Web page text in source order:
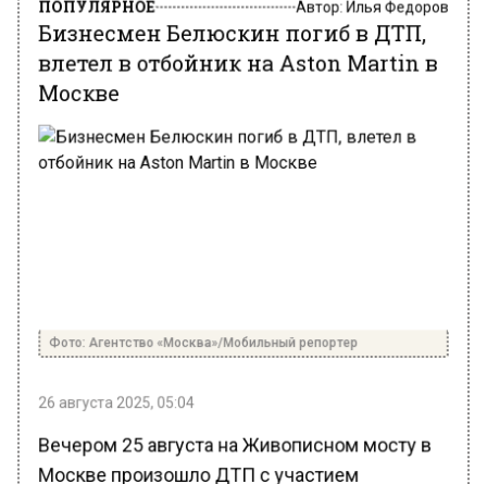
Бизнесмен Белюскин погиб в ДТП,
влетел в отбойник на Aston Martin в
Москве
26 августа 2025, 05:04
Вечером 25 августа на Живописном мосту в
Москве произошло ДТП с участием